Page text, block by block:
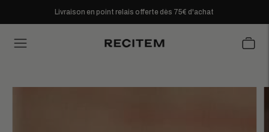
Livraison en point relais offerte dès 75€ d'achat